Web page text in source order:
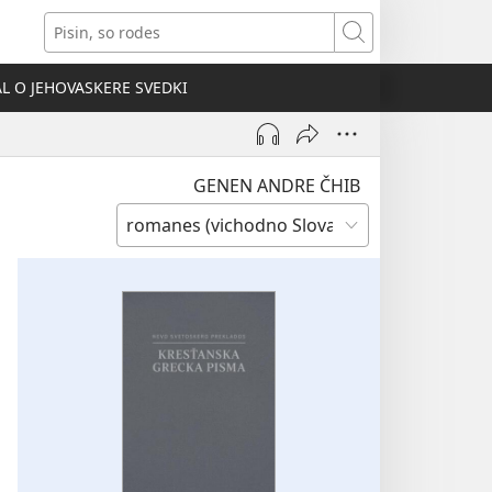
Pisin,
so
O JEHOVASKERE SVEDKI
GENEN ANDRE ČHIB